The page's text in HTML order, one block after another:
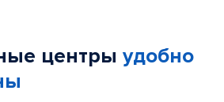
центры удобно